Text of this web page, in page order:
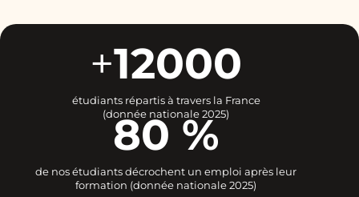
+12000
étudiants répartis à travers la France
(donnée nationale 2025)
80 %
de nos étudiants décrochent un emploi après leur
formation (donnée nationale 2025)